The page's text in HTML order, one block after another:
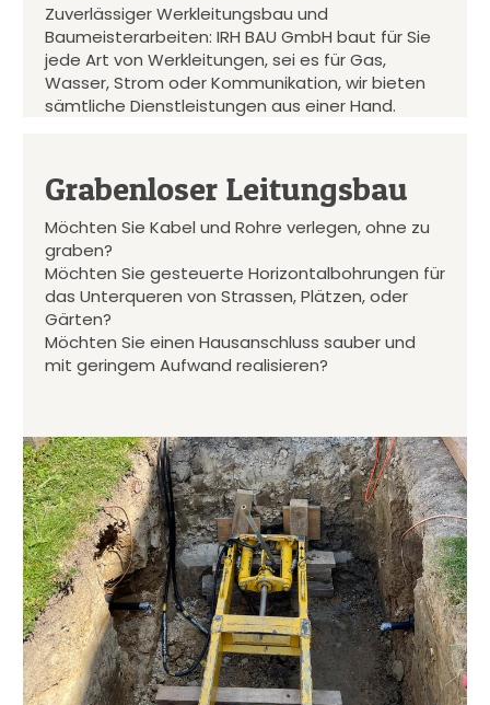
Zuverlässiger Werkleitungsbau und
Baumeisterarbeiten: IRH BAU GmbH baut für Sie
jede Art von Werkleitungen, sei es für Gas,
Wasser, Strom oder Kommunikation, wir bieten
sämtliche Dienstleistungen aus einer Hand.
Grabenloser Leitungsbau
Möchten Sie Kabel und Rohre verlegen, ohne zu
graben?
Möchten Sie gesteuerte Horizontalbohrungen für
das Unterqueren von Strassen, Plätzen, oder
Gärten?
Möchten Sie einen Hausanschluss sauber und
mit geringem Aufwand realisieren?